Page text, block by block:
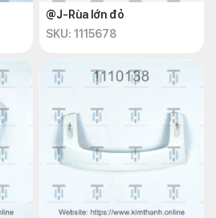
@J-Rùa lớn đỏ
SKU: 1115678